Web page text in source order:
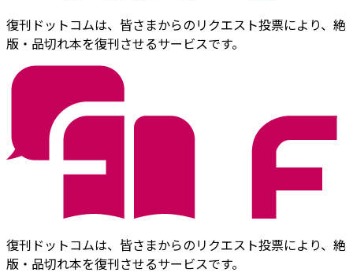
復刊ドットコムは、皆さまからのリクエスト投票により、絶
版・品切れ本を復刊させるサービスです。
復刊ドットコムは、皆さまからのリクエスト投票により、絶
版・品切れ本を復刊させるサービスです。